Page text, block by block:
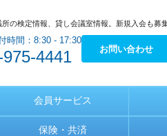
の検定情報、貸し会議室情報。新規入会も募
時間：8:30 - 17:30
975-4441 お問い合わせ
会員サービス
保険・共済